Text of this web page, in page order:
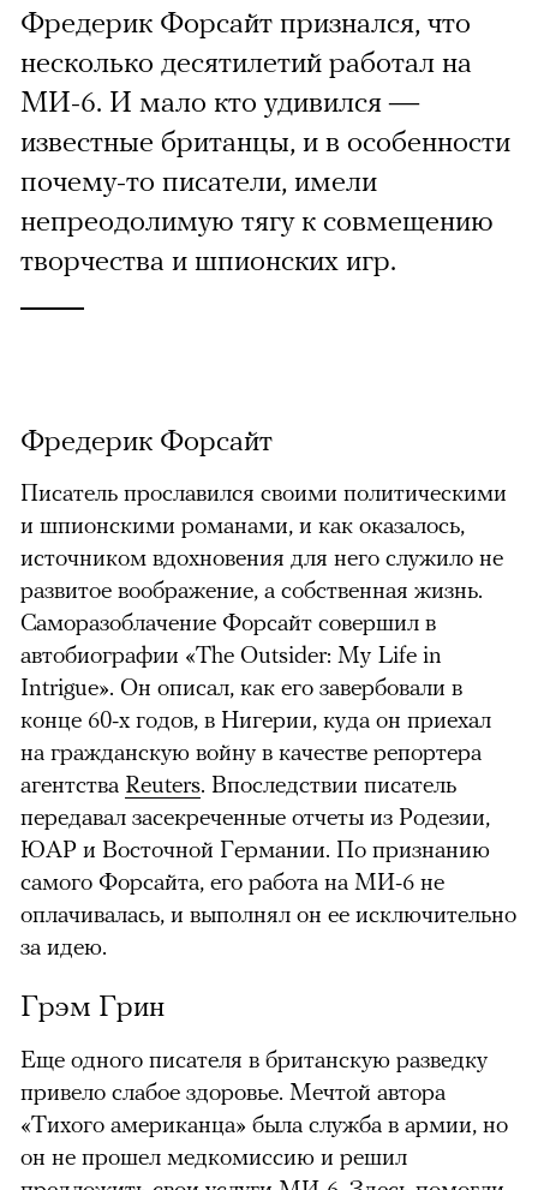
Фредерик Форсайт признался, что
несколько десятилетий работал на
МИ-6. И мало кто удивился —
известные британцы, и в особенности
почему-то писатели, имели
непреодолимую тягу к совмещению
творчества и шпионских игр.
Фредерик Форсайт
Писатель прославился своими политическими
и шпионскими романами, и как оказалось,
источником вдохновения для него служило не
развитое воображение, а собственная жизнь.
Саморазоблачение Форсайт совершил в
автобиографии «The Outsider: My Life in
Intrigue». Он описал, как его завербовали в
конце 60-х годов, в Нигерии, куда он приехал
на гражданскую войну в качестве репортера
агентства Reuters. Впоследствии писатель
передавал засекреченные отчеты из Родезии,
ЮАР и Восточной Германии. По признанию
самого Форсайта, его работа на МИ-6 не
оплачивалась, и выполнял он ее исключительно
за идею.
Грэм Грин
можно через
Еще одного писателя в британскую разведку
привело слабое здоровье. Мечтой автора
«Тихого американца» была служба в армии, но
он не прошел медкомиссию и решил